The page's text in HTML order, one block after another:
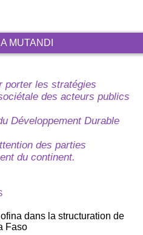
porter les stratégies
des acteurs publics
Développement Durable
des parties
du continent.